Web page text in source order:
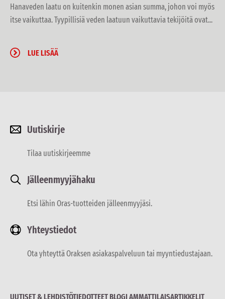
Hanaveden laatu on kuitenkin monen asian summa, johon voi myös
itse vaikuttaa. Tyypillisiä veden laatuun vaikuttavia tekijöitä ovat...
LUE LISÄÄ
Uutiskirje
Tilaa uutiskirjeemme
Jälleenmyyjähaku
Etsi lähin Oras-tuotteiden jälleenmyyjäsi.
Yhteystiedot
Ota yhteyttä Oraksen asiakaspalveluun tai myyntiedustajaan.
UUTISET & LEHDISTÖTIEDOTTEETBLOGI AMMATTILAISARTIKKELIT